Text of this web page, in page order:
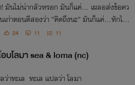
! มันไม่น่ากลัวหรอก มันก็แค่… เผลอส่งข้อคว
ตอนตีสองว่า “คิดถึงนะ” มันก็แค่…ทักไป
กินข้าวหรือยัง ทั้งที่ใจจริงๆ อยากถามว่า“กิน
24 11 11
อบโลมา sea &​ loma (nc)
Sea ที่แปลว่าทะเล ทะเล แปลว่า โลมา